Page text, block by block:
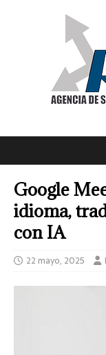
Google
idioma,
con IA
22 mayo, 2025